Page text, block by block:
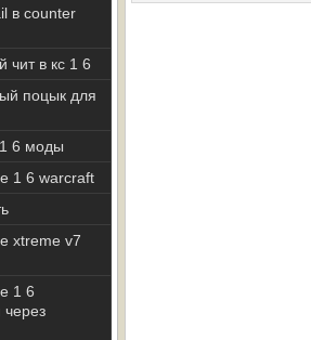
в counter
чит в кс 1 6
поцык для
6 моды
1 6 warcraft
xtreme v7
1 6
через